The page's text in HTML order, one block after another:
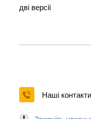
дві версії
Наші контакти